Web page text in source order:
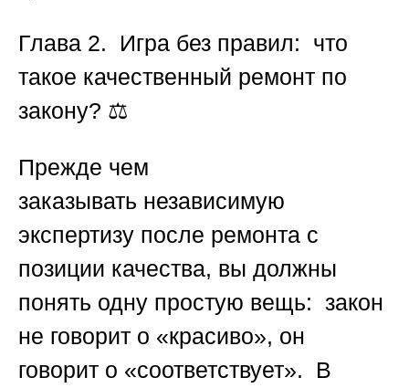
Глава 2. Игра без правил: что
такое качественный ремонт по
закону? ⚖️
Прежде чем
заказывать независимую
экспертизу после ремонта с
позиции качества, вы должны
понять одну простую вещь: закон
не говорит о «красиво», он
говорит о «соответствует». В